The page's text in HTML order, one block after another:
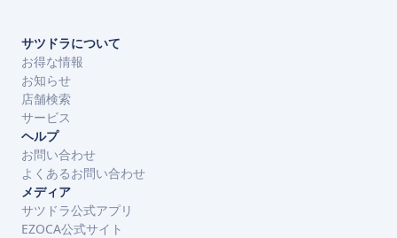
サツドラについて
お得な情報
お知らせ
店舗検索
サービス
ヘルプ
お問い合わせ
よくあるお問い合わせ
メディア
サツドラ公式アプリ
EZOCA公式サイト